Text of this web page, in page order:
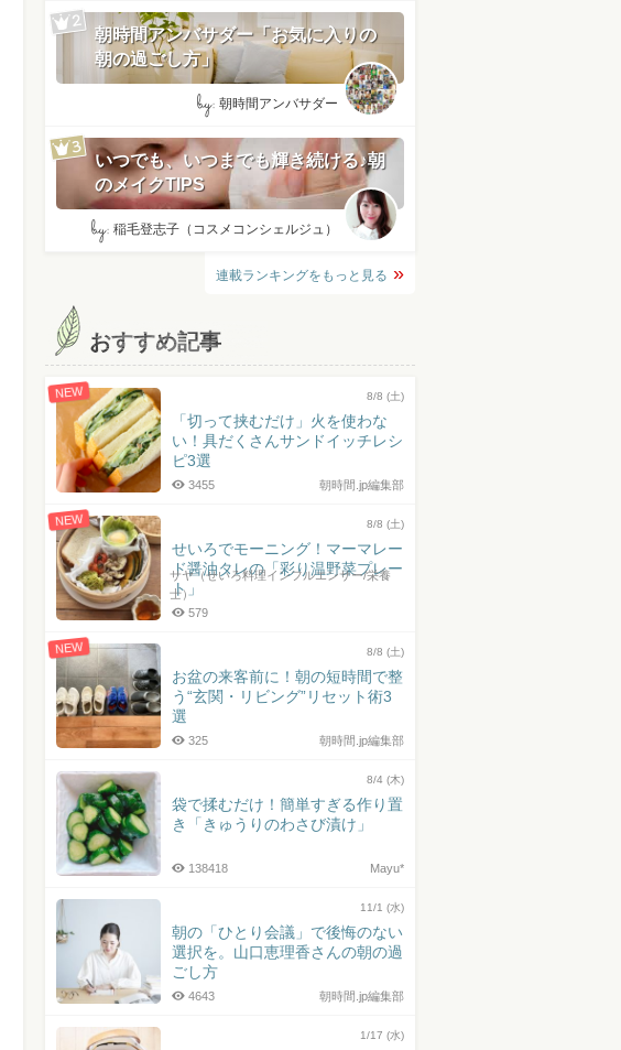
朝時間アンバサダー「お気に入りの
朝の過ごし方」
by: 朝時間アンバサダー
いつでも、いつまでも輝き続ける♪朝
のメイクTIPS
by: 稲毛登志子（コスメコンシェルジュ）
連載ランキングをもっと見る
おすすめ記事
NEW 8/8 (土)
「切って挟むだけ」火を使わな
い！具だくさんサンドイッチレシ
ピ3選
朝時間.jp編集部
3455
NEW 8/8 (土)
せいろでモーニング！マーマレー
ド醤油タレの「彩り温野菜プレー
ト」
サヤ（せいろ料理インフルエンサー/栄養
士）
579
NEW 8/8 (土)
お盆の来客前に！朝の短時間で整
う“玄関・リビング”リセット術3
選
朝時間.jp編集部
325
8/4 (木)
袋で揉むだけ！簡単すぎる作り置
き「きゅうりのわさび漬け」
Mayu*
138418
11/1 (水)
朝の「ひとり会議」で後悔のない
選択を。山口恵理香さんの朝の過
ごし方
朝時間.jp編集部
4643
1/17 (水)